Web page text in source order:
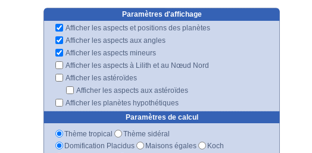
Paramètres d'affichage
Afficher les aspects et positions des planètes
Afficher les aspects aux angles
Afficher les aspects mineurs
Afficher les aspects à Lilith et au Nœud Nord
Afficher les astéroïdes
Afficher les aspects aux astéroïdes
Afficher les planètes hypothétiques
Paramètres de calcul
Thème tropical
Thème sidéral
Domification Placidus
Maisons égales
Koch